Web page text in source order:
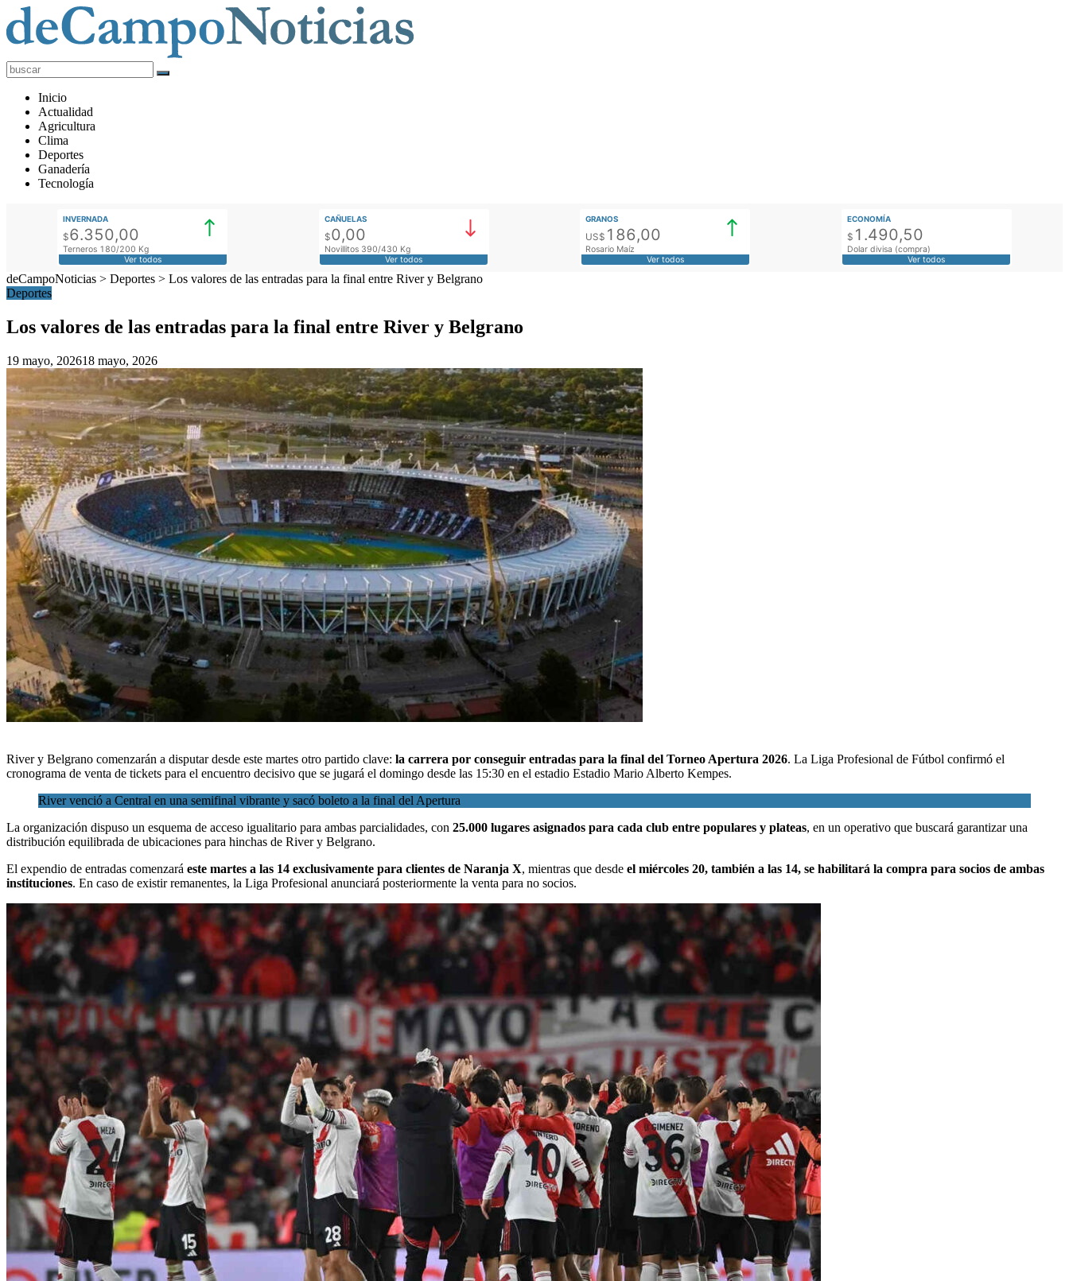
deCampoNoticias
Actualidad
Agropecuaria
Inicio
Actualidad
Agricultura
Clima
Deportes
Ganadería
Tecnología
INVERNADA
$6.350,00
Terneros 180/200 Kg
Ver todos
CAÑUELAS
$0,00
Novillitos 390/430 Kg
Ver todos
GRANOS
US$ 186,00
Rosario Maíz
Ver todos
ECONOMÍA
$ 1.490,50
Dolar divisa (compra)
Ver todos
deCampoNoticias > Deportes > Los valores de las entradas para la final entre River y Belgrano
Deportes
Los valores de las entradas para la final entre River y Belgrano
19 mayo, 202618 mayo, 2026
River y Belgrano comenzarán a disputar desde este martes otro partido clave: la carrera por conseguir entradas para la final del Torneo Apertura 2026. La Liga Profesional de Fútbol confirmó el
cronograma de venta de tickets para el encuentro decisivo que se jugará el domingo desde las 15:30 en el estadio Estadio Mario Alberto Kempes.
River venció a Central en una semifinal vibrante y sacó boleto a la final del Apertura
La organización dispuso un esquema de acceso igualitario para ambas parcialidades, con 25.000 lugares asignados para cada club entre populares y plateas, en un operativo que buscará garantizar una
distribución equilibrada de ubicaciones para hinchas de River y Belgrano.
El expendio de entradas comenzará este martes a las 14 exclusivamente para clientes de Naranja X, mientras que desde el miércoles 20, también a las 14, se habilitará la compra para socios de ambas
instituciones. En caso de existir remanentes, la Liga Profesional anunciará posteriormente la venta para no socios.